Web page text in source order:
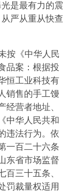
是最有力的震
严从重从快查
按《中华人民
品案：根据投
恒工业科技有
销售的手工馒
经营者地址、
中华人民共和
违法行为。依
一百二十六条
东省市场监督
百三十五条、
罚裁量权适用